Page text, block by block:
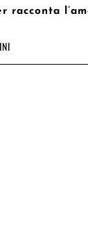
racconta